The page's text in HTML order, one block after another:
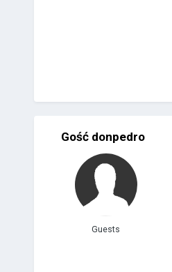
Gość donpedro
Guests